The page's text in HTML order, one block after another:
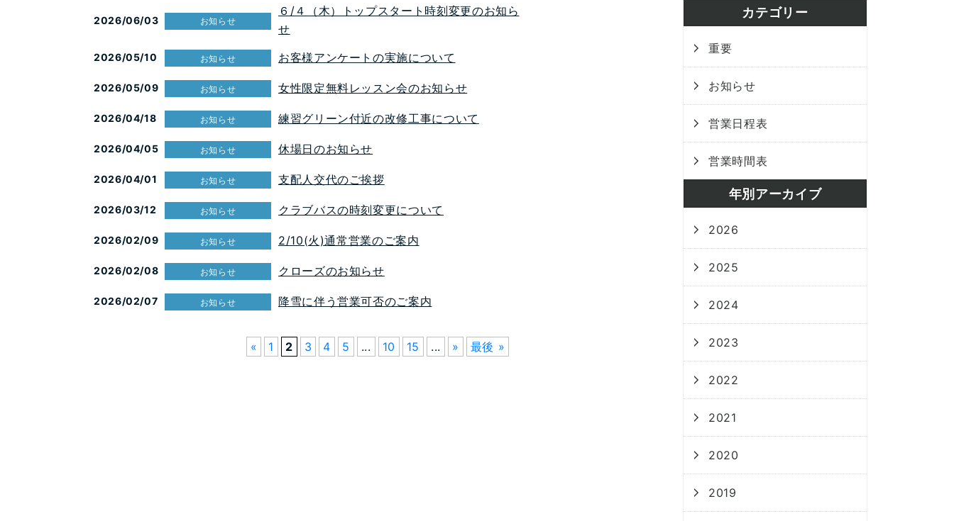
2026/06/03 お知らせ
６/４（木）トップスタート時刻変更のお知ら
せ
2026/05/10 お知らせ お客様アンケートの実施について
2026/05/09 お知らせ 女性限定無料レッスン会のお知らせ
2026/04/18 お知らせ 練習グリーン付近の改修工事について
2026/04/05 お知らせ 休場日のお知らせ
2026/04/01 お知らせ 支配人交代のご挨拶
2026/03/12 お知らせ クラブバスの時刻変更について
2026/02/09 お知らせ 2/10(火)通常営業のご案内
2026/02/08 お知らせ クローズのお知らせ
2026/02/07 お知らせ 降雪に伴う営業可否のご案内
« 1 2 3 4 5 ... 10 15 ... » 最後 »
カテゴリー
重要
お知らせ
営業日程表
営業時間表
年別アーカイブ
2026
2025
2024
2023
2022
2021
2020
2019